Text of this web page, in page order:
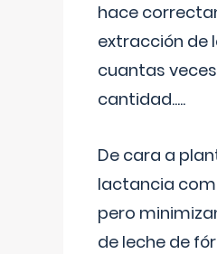
hace
extracción de
cuantas
cantidad.....
De cara a
lactancia
pero
de leche de